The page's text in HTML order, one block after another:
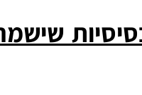
שישמרו על